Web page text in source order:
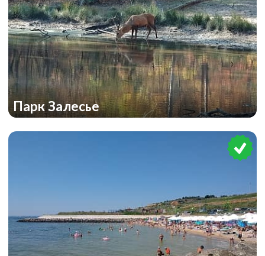
Парк Залесье